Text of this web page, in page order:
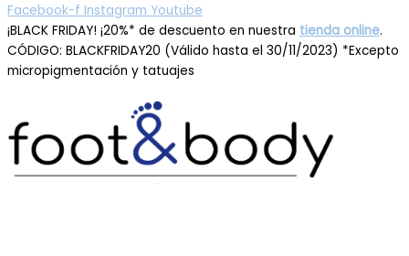
Facebook-f Instagram Youtube
¡BLACK FRIDAY! ¡20%* de descuento en nuestra tienda online.
CÓDIGO: BLACKFRIDAY20 (Válido hasta el 30/11/2023) *Excepto
micropigmentación y tatuajes